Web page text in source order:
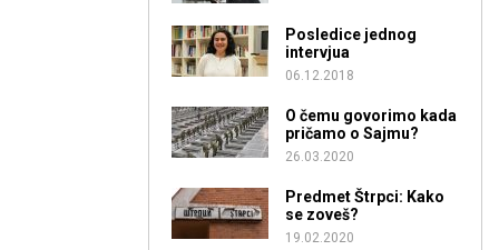
Posledice jednog
intervjua
06.12.2018
O čemu govorimo kada
pričamo o Sajmu?
26.03.2020
Predmet Štrpci: Kako
se zoveš?
19.02.2020